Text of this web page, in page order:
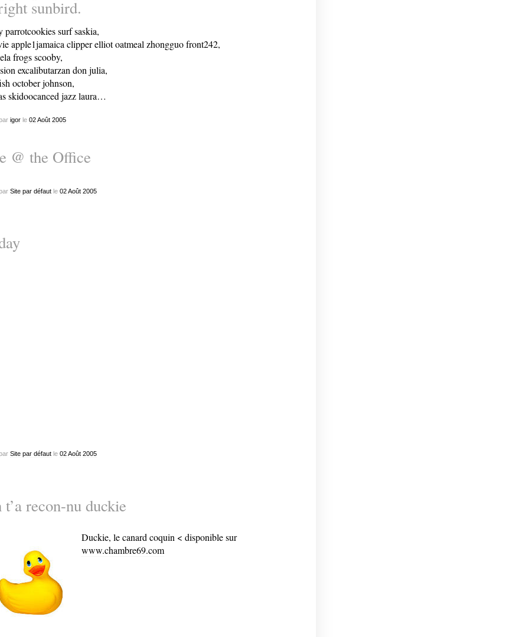
sunbird.
parrotcookies surf saskia,
apple1jamaica clipper elliot oatmeal zhongguo front242,
frogs scooby,
excalibutarzan don julia,
october johnson,
skidoocanced jazz laura…
igorle 02 Août 2005
@ the Office
Site par défautle 02 Août 2005
Site par défautle 02 Août 2005
t’a recon-nu duckie
Duckie, le canard coquin < disponible sur
www.chambre69.com